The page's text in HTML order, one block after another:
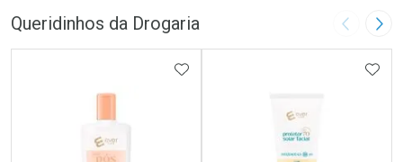
Queridinhos da Drogaria Imagem
ADICIONAR AOS FAVORITOS